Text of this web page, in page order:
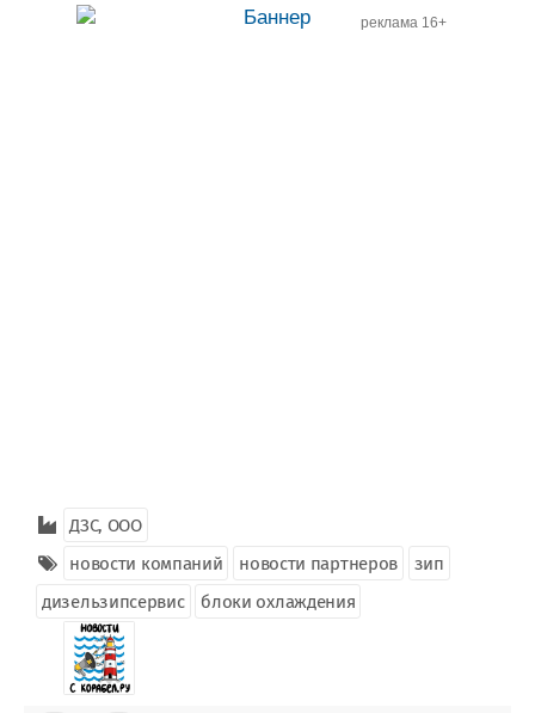
реклама 16+
ДЗС, ООО
новости компаний
новости партнеров
зип
дизельзипсервис
блоки охлаждения